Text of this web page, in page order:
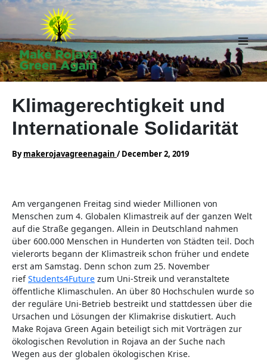
Skip
Main
Klimagerechtigkeit und
Internationale Solidarität
Bymakerojavagreenagain /December 2, 2019
Am vergangenen Freitag sind wieder Millionen von
Menschen zum 4. Globalen Klimastreik auf der ganzen Welt
auf die Straße gegangen. Allein in Deutschland nahmen
über 600.000 Menschen in Hunderten von Städten teil. Doch
vielerorts begann der Klimastreik schon früher und endete
erst am Samstag. Denn schon zum 25. November
riefStudents4Future zum Uni-Streik und veranstaltete
öffentliche Klimaschulen. An über 80 Hochschulen wurde so
der reguläre Uni-Betrieb bestreikt und stattdessen über die
Ursachen und Lösungen der Klimakrise diskutiert. Auch
Make Rojava Green Again beteiligt sich mit Vorträgen zur
ökologischen Revolution in Rojava an der Suche nach
Wegen aus der globalen ökologischen Krise.